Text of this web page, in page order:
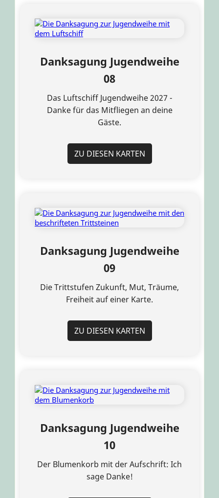
Danksagung Jugendweihe
08
Das Luftschiff Jugendweihe 2027 -
Danke für das Mitfliegen an deine
Gäste.
ZU DIESEN KARTEN
Danksagung Jugendweihe
09
Die Trittstufen Zukunft, Mut, Träume,
Freiheit auf einer Karte.
ZU DIESEN KARTEN
Danksagung Jugendweihe
10
Der Blumenkorb mit der Aufschrift: Ich
sage Danke!